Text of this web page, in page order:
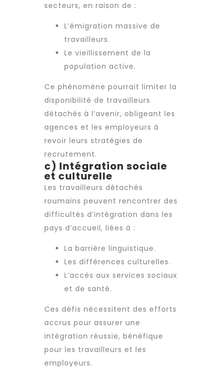
secteurs, en raison de :
L’émigration massive de
travailleurs.
Le vieillissement de la
population active.
Ce phénomène pourrait limiter la
disponibilité de travailleurs
détachés à l’avenir, obligeant les
agences et les employeurs à
revoir leurs stratégies de
recrutement.
c) Intégration sociale
et culturelle
Les travailleurs détachés
roumains peuvent rencontrer des
difficultés d’intégration dans les
pays d’accueil, liées à :
La barrière linguistique.
Les différences culturelles.
L’accès aux services sociaux
et de santé.
Ces défis nécessitent des efforts
accrus pour assurer une
intégration réussie, bénéfique
pour les travailleurs et les
employeurs.